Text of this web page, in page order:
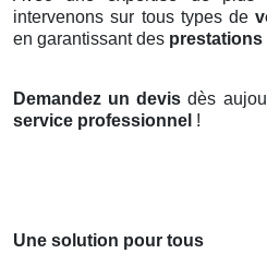
intervenons sur tous types de
en garantissant des prestations
Demandez un devis dès
service professionnel !
Une solution pour tous